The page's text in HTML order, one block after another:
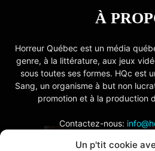
Un p'tit cookie
À
Horreur Québec est un média
genre, à la littérature, aux jeux
sous toutes ses formes. HQc est
Sang, un organisme à but non
promotion et à la production
Contactez-nous: